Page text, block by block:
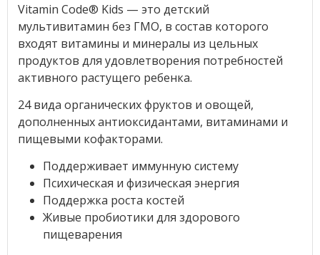
Vitamin Code® Kids — это детский
мультивитамин без ГМО, в состав которого
входят витамины и минералы из цельных
продуктов для удовлетворения потребностей
активного растущего ребенка.
24 вида органических фруктов и овощей,
дополненных антиоксидантами, витаминами и
пищевыми кофакторами.
Поддерживает иммунную систему
Психическая и физическая энергия
Поддержка роста костей
Живые пробиотики для здорового
пищеварения